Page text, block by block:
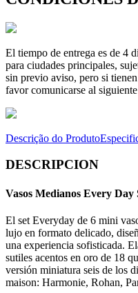
El tiempo de entrega es de 4
para ciudades principales,
sin previo aviso, pero si
favor comunicarse al
Descrição do Produto
DESCRIPCION
Vasos Medianos Every Day
El set Everyday de 6 mini
lujo en formato delicado,
una experiencia sofisticada.
sutiles acentos en oro de 18
versión miniatura seis de los
maison: Harmonie, Rohan,